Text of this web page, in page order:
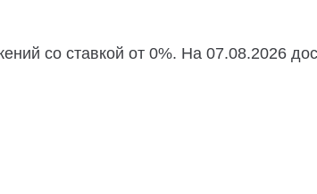
со ставкой от 0%. На 07.08.2026